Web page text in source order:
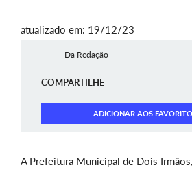
atualizado em: 19/12/23
Da Redação
COMPARTILHE
ADICIONAR AOS
A Prefeitura Municipal de Dois